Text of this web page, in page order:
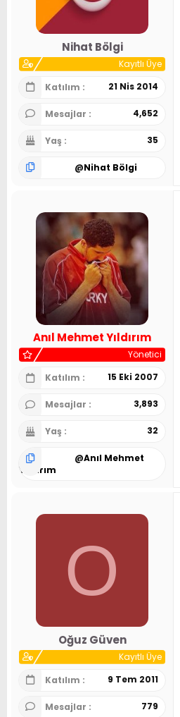
Nihat Bölgi
Kayıtlı Üye
Katılım
21 Nis 2014
Mesajlar 4,652
Yaş 35
@Nihat Bölgi
Anıl Mehmet Yıldırım
Yönetici
Katılım
15 Eki 2007
Mesajlar 3,893
Yaş 32
@Anıl Mehmet
Yıldırım
O
Oğuz Güven
Kayıtlı Üye
Katılım
9 Tem 2011
Mesajlar 779